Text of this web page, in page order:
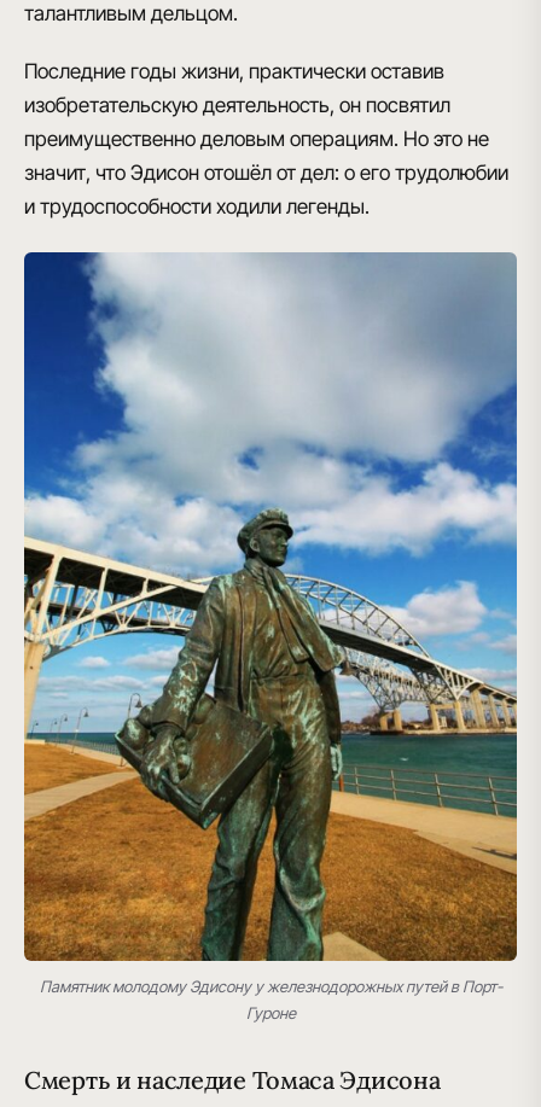
талантливым дельцом.
Последние годы жизни, практически оставив
изобретательскую деятельность, он посвятил
преимущественно деловым операциям. Но это не
значит, что Эдисон отошёл от дел: о его трудолюбии
и трудоспособности ходили легенды.
Памятник молодому Эдисону у железнодорожных путей в Порт-
Гуроне
Смерть и наследие Томаса Эдисона